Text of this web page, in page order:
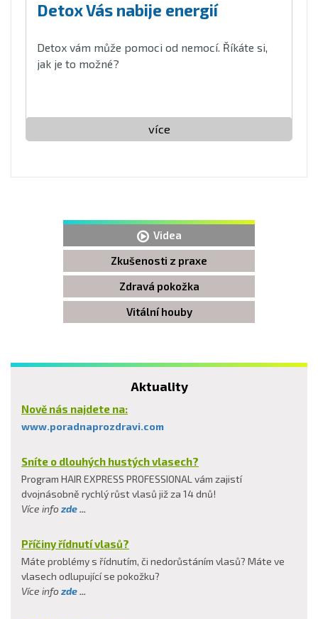
Detox Vás nabije energií
Detox vám může pomoci od nemocí. Říkáte si,
jak je to možné?
více
Videa
Zkušenosti z praxe
Zdravá pokožka
Vitální houby
Aktuality
Nově nás najdete na:
www.poradnaprozdravi.com
Sníte o dlouhých hustých vlasech?
Program HAIR EXPRESS PROFESSIONAL vám zajistí
dvojnásobně rychlý růst vlasů již za 14 dnů!
Více info zde...
Příčiny řídnutí vlasů?
Máte problémy s řídnutím, či nedorůstáním vlasů? Máte ve
vlasech odlupující se pokožku?
Více info zde...